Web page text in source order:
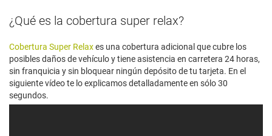
¿Qué es la cobertura super relax?
Cobertura Super Relaxes una cobertura adicional que cubre los
posibles daños de vehículo y tiene asistencia en carretera 24 horas,
sin franquicia y sin bloquear ningún depósito de tu tarjeta. En el
siguiente vídeo te lo explicamos detalladamente en sólo 30
segundos.